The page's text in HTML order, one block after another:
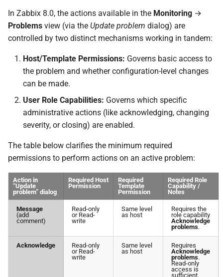
In Zabbix 8.0, the actions available in the Monitoring →
Problems view (via the Update problem dialog) are
controlled by two distinct mechanisms working in tandem:
Host/Template Permissions: Governs basic access to
the problem and whether configuration-level changes
can be made.
User Role Capabilities: Governs which specific
administrative actions (like acknowledging, changing
severity, or closing) are enabled.
The table below clarifies the minimum required
permissions to perform actions on an active problem:
Action in
“Update
problem” dialog
Required Host
Permission
Required
Template
Permission
Required Role
Capability /
Notes
Message
(add
comment)
Read-only
or Read-
write
Same level
as host
Requires the
role capability
Acknowledge
problems.
Acknowledge
Read-only
or Read-
write
Same level
as host
Requires
Acknowledge
problems.
Read-only
access is
sufficient.